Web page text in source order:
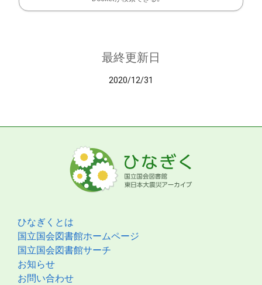
最終更新日
2020/12/31
ひなぎくとは
国立国会図書館ホームページ
国立国会図書館サーチ
お知らせ
お問い合わせ